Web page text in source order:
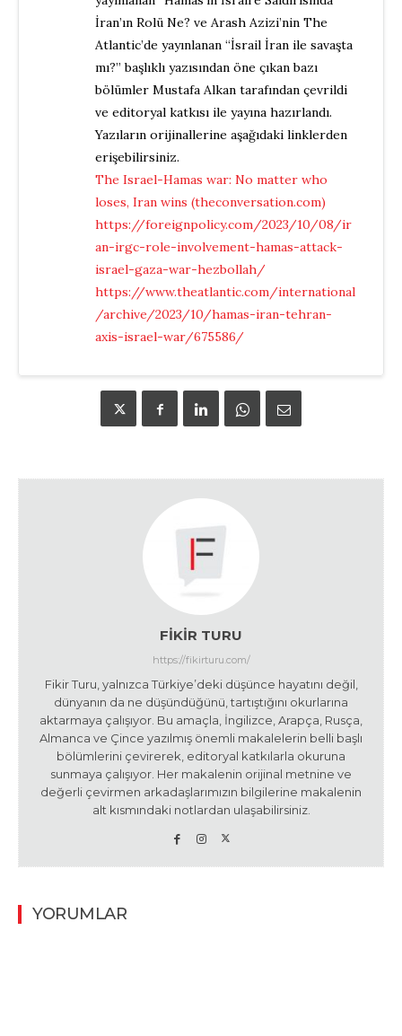
İran’ın Rolü Ne? ve Arash Azizi’nin The
Atlantic’de yayınlanan “İsrail İran ile savaşta
mı?” başlıklı yazısından öne çıkan bazı
bölümler Mustafa Alkan tarafından çevrildi
ve editoryal katkısı ile yayına hazırlandı.
Yazıların orijinallerine aşağıdaki linklerden
erişebilirsiniz.
The Israel-Hamas war: No matter who
loses, Iran wins (theconversation.com)
https://foreignpolicy.com/2023/10/08/ir
an-irgc-role-involvement-hamas-attack-
israel-gaza-war-hezbollah/
https://www.theatlantic.com/international
/archive/2023/10/hamas-iran-tehran-
axis-israel-war/675586/
FIKIR TURU
https://fikirturu.com/
Fikir Turu, yalnızca Türkiye’deki düşünce hayatını değil,
dünyanın da ne düşündüğünü, tartıştığını okurlarına
aktarmaya çalışıyor. Bu amaçla, İngilizce, Arapça, Rusça,
Almanca ve Çince yazılmış önemli makalelerin belli başlı
bölümlerini çevirerek, editoryal katkılarla okuruna
sunmaya çalışıyor. Her makalenin orijinal metnine ve
değerli çevirmen arkadaşlarımızın bilgilerine makalenin
alt kısmındaki notlardan ulaşabilirsiniz.
YORUMLAR